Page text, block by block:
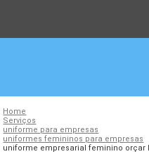
Home
Serviços
uniforme para empresas
uniformes femininos para empresas
uniforme empresarial feminino orçar